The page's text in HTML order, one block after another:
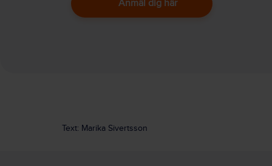
Anmäl dig här
Text: Marika Sivertsson